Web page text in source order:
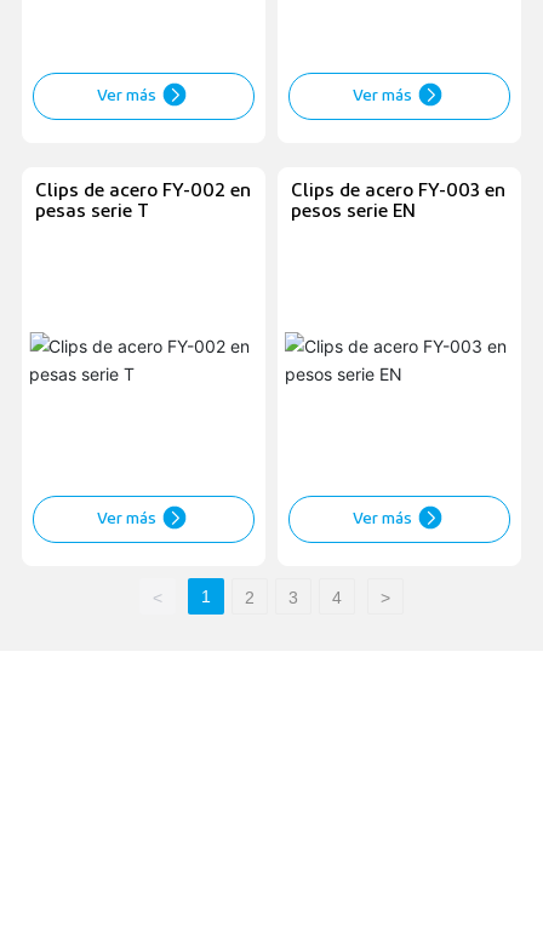
Ver más Ver más
Clips de acero FY-002 en
pesas serie T
Ver más
Clips de acero FY-003 en
pesos serie EN
Ver más
< 1 2 3 4 >